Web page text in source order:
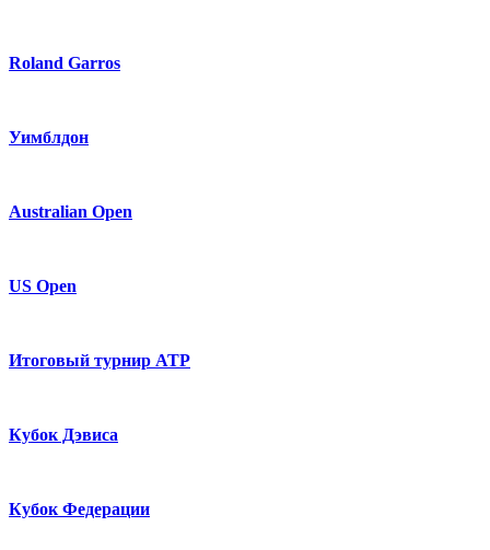
Roland Garros
Уимблдон
Australian Open
US Open
Итоговый турнир ATP
Кубок Дэвиса
Кубок Федерации